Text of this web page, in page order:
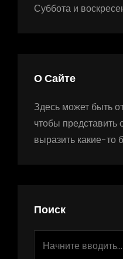
Суббота и
О Сайте
Здесь может быть
чтобы представить
выразить какие-то
Поиск